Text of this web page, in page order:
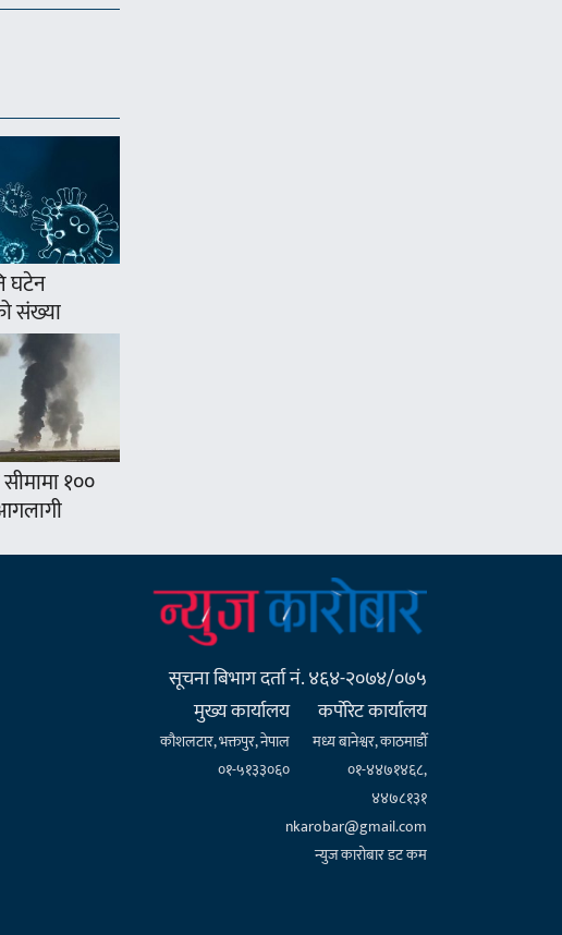
घटेन
संख्या
१००
सूचना बिभाग दर्ता नं. ४६४-२०७४/०७५
मुख्य कार्यालय
कौशलटार, भक्तपुर, नेपाल
०१-५१३३०६०
कर्पाेरेट कार्यालय
मध्य बानेश्वर, काठमाडौँ
०१-४४७१४६८,
४४७८१३१
nkarobar@gmail.com
न्युज कारोबार डट कम